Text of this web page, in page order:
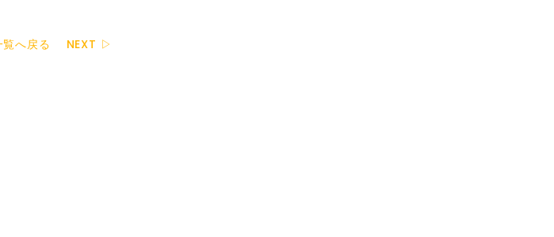
覧へ戻る NEXT ▷